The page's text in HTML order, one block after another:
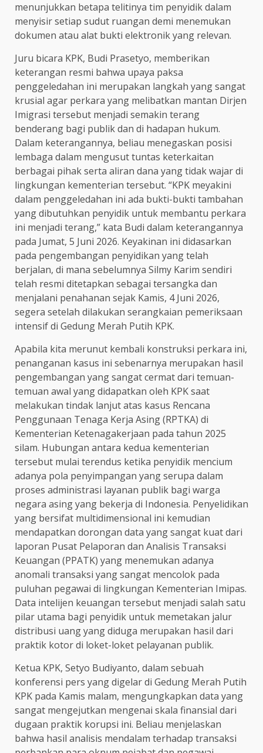
menunjukkan betapa telitinya tim penyidik dalam
menyisir setiap sudut ruangan demi menemukan
dokumen atau alat bukti elektronik yang relevan.
Juru bicara KPK, Budi Prasetyo, memberikan
keterangan resmi bahwa upaya paksa
penggeledahan ini merupakan langkah yang sangat
krusial agar perkara yang melibatkan mantan Dirjen
Imigrasi tersebut menjadi semakin terang
benderang bagi publik dan di hadapan hukum.
Dalam keterangannya, beliau menegaskan posisi
lembaga dalam mengusut tuntas keterkaitan
berbagai pihak serta aliran dana yang tidak wajar di
lingkungan kementerian tersebut. “KPK meyakini
dalam penggeledahan ini ada bukti-bukti tambahan
yang dibutuhkan penyidik untuk membantu perkara
ini menjadi terang,” kata Budi dalam keterangannya
pada Jumat, 5 Juni 2026. Keyakinan ini didasarkan
pada pengembangan penyidikan yang telah
berjalan, di mana sebelumnya Silmy Karim sendiri
telah resmi ditetapkan sebagai tersangka dan
menjalani penahanan sejak Kamis, 4 Juni 2026,
segera setelah dilakukan serangkaian pemeriksaan
intensif di Gedung Merah Putih KPK.
Apabila kita merunut kembali konstruksi perkara ini,
penanganan kasus ini sebenarnya merupakan hasil
pengembangan yang sangat cermat dari temuan-
temuan awal yang didapatkan oleh KPK saat
melakukan tindak lanjut atas kasus Rencana
Penggunaan Tenaga Kerja Asing (RPTKA) di
Kementerian Ketenagakerjaan pada tahun 2025
silam. Hubungan antara kedua kementerian
tersebut mulai terendus ketika penyidik mencium
adanya pola penyimpangan yang serupa dalam
proses administrasi layanan publik bagi warga
negara asing yang bekerja di Indonesia. Penyelidikan
yang bersifat multidimensional ini kemudian
mendapatkan dorongan data yang sangat kuat dari
laporan Pusat Pelaporan dan Analisis Transaksi
Keuangan (PPATK) yang menemukan adanya
anomali transaksi yang sangat mencolok pada
puluhan pegawai di lingkungan Kementerian Imipas.
Data intelijen keuangan tersebut menjadi salah satu
pilar utama bagi penyidik untuk memetakan jalur
distribusi uang yang diduga merupakan hasil dari
praktik kotor di loket-loket pelayanan publik.
Ketua KPK, Setyo Budiyanto, dalam sebuah
konferensi pers yang digelar di Gedung Merah Putih
KPK pada Kamis malam, mengungkapkan data yang
sangat mengejutkan mengenai skala finansial dari
dugaan praktik korupsi ini. Beliau menjelaskan
bahwa hasil analisis mendalam terhadap transaksi